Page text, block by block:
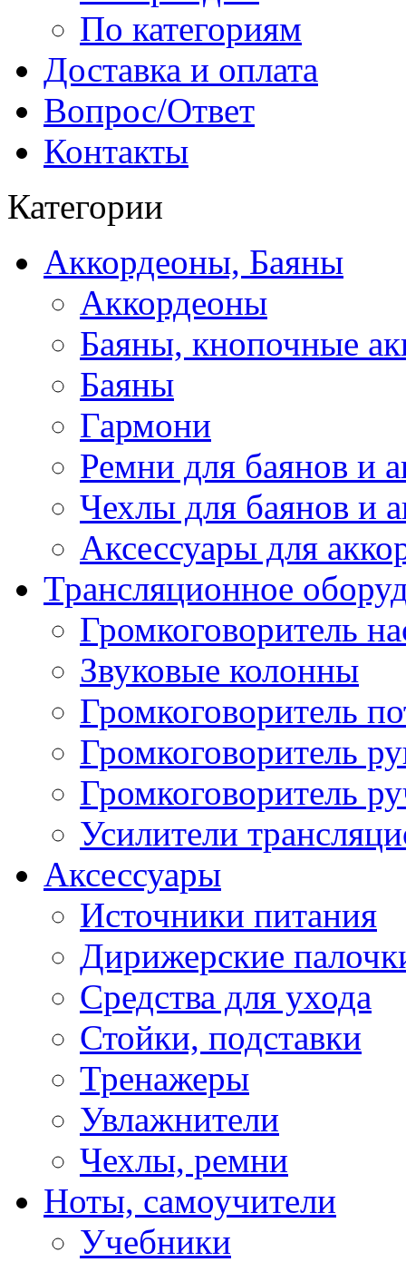
По категориям
Доставка и оплата
Вопрос/Ответ
Контакты
Категории
Аккордеоны, Баяны
Аккордеоны
Баяны, кнопочные
Баяны
Гармони
Ремни для баянов и
Чехлы для баянов и
Аксессуары для
Трансляционное
Громкоговоритель
Звуковые колонны
Громкоговоритель
Громкоговоритель
Громкоговоритель
Усилители
Аксессуары
Источники питания
Дирижерские
Средства для ухода
Стойки, подставки
Тренажеры
Увлажнители
Чехлы, ремни
Ноты, самоучители
Учебники